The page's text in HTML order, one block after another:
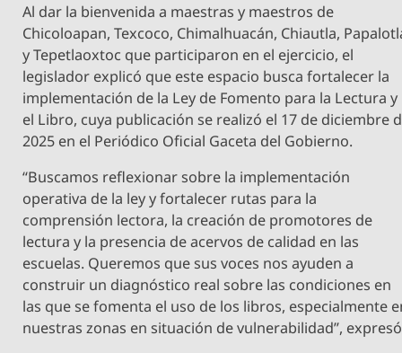
Al dar la bienvenida a maestras y maestros de
Chicoloapan, Texcoco, Chimalhuacán, Chiautla,
y Tepetlaoxtoc que participaron en el ejercicio, el
legislador explicó que este espacio busca fortalecer la
implementación de la Ley de Fomento para la Lectura y
el Libro, cuya publicación se realizó el 17 de diciembre
2025 en el Periódico Oficial Gaceta del Gobierno.
“Buscamos reflexionar sobre la implementación
operativa de la ley y fortalecer rutas para la
comprensión lectora, la creación de promotores de
lectura y la presencia de acervos de calidad en las
escuelas. Queremos que sus voces nos ayuden a
construir un diagnóstico real sobre las condiciones en
las que se fomenta el uso de los libros, especialmente
nuestras zonas en situación de vulnerabilidad”,